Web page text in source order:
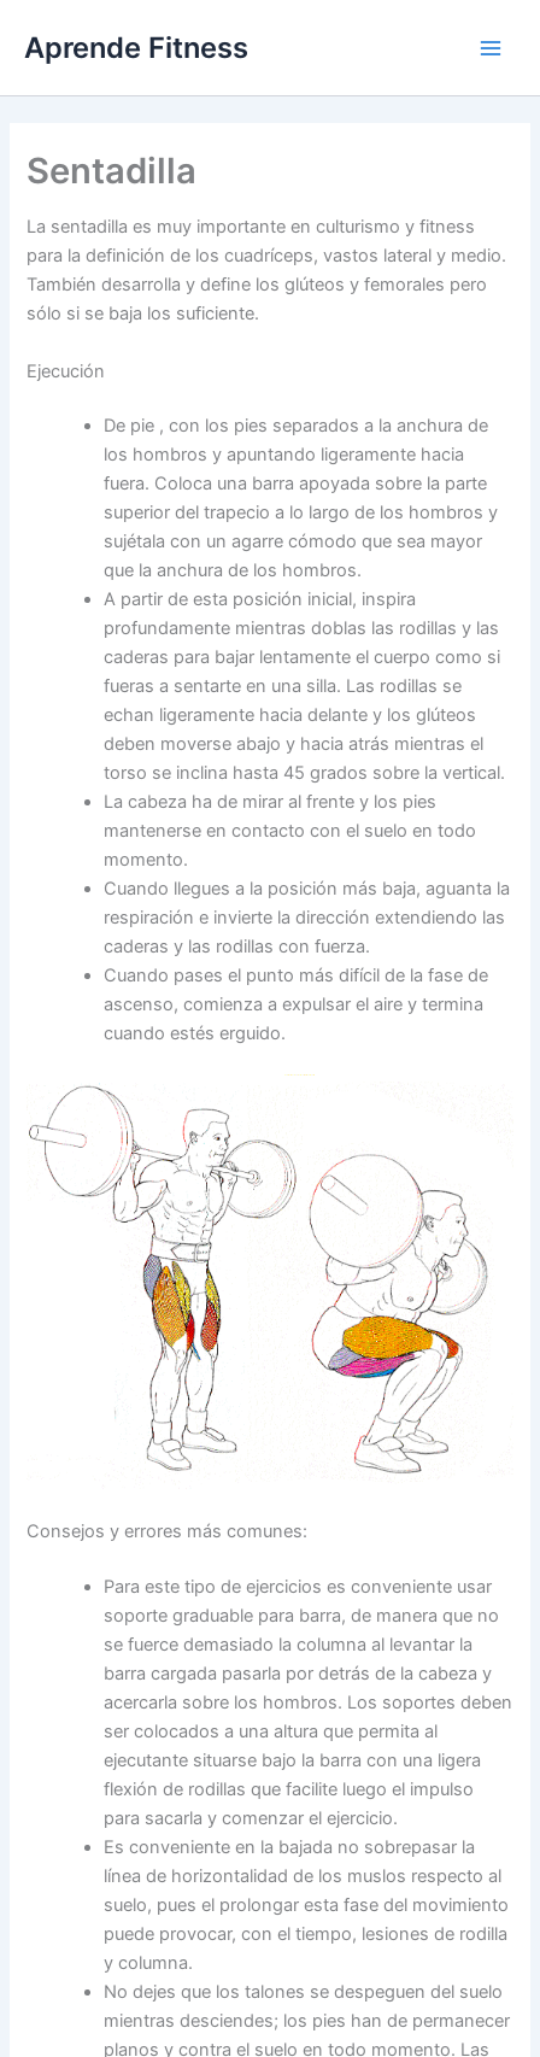
contenido
Aprende Fitness
Sentadilla
La sentadilla es muy importante en culturismo y fitness
para la definición de los cuadríceps, vastos lateral y medio.
También desarrolla y define los glúteos y femorales pero
sólo si se baja los suficiente.
Ejecución
De pie , con los pies separados a la anchura de
los hombros y apuntando ligeramente hacia
fuera. Coloca una barra apoyada sobre la parte
superior del trapecio a lo largo de los hombros y
sujétala con un agarre cómodo que sea mayor
que la anchura de los hombros.
A partir de esta posición inicial, inspira
profundamente mientras doblas las rodillas y las
caderas para bajar lentamente el cuerpo como si
fueras a sentarte en una silla. Las rodillas se
echan ligeramente hacia delante y los glúteos
deben moverse abajo y hacia atrás mientras el
torso se inclina hasta 45 grados sobre la vertical.
La cabeza ha de mirar al frente y los pies
mantenerse en contacto con el suelo en todo
momento.
Cuando llegues a la posición más baja, aguanta la
respiración e invierte la dirección extendiendo las
caderas y las rodillas con fuerza.
Cuando pases el punto más difícil de la fase de
ascenso, comienza a expulsar el aire y termina
cuando estés erguido.
Consejos y errores más comunes:
Para este tipo de ejercicios es conveniente usar
soporte graduable para barra, de manera que no
se fuerce demasiado la columna al levantar la
barra cargada pasarla por detrás de la cabeza y
acercarla sobre los hombros. Los soportes deben
ser colocados a una altura que permita al
ejecutante situarse bajo la barra con una ligera
flexión de rodillas que facilite luego el impulso
para sacarla y comenzar el ejercicio.
Es conveniente en la bajada no sobrepasar la
línea de horizontalidad de los muslos respecto al
suelo, pues el prolongar esta fase del movimiento
puede provocar, con el tiempo, lesiones de rodilla
y columna.
No dejes que los talones se despeguen del suelo
mientras desciendes; los pies han de permanecer
planos y contra el suelo en todo momento. Las